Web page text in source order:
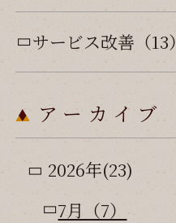
サービス改善（13）
アーカイブ
2026年(23)
7月（7）